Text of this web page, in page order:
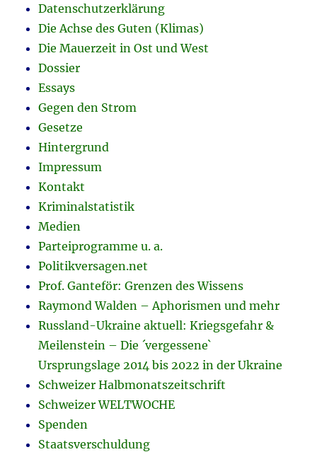
Datenschutzerklärung
Die Achse des Guten (Klimas)
Die Mauerzeit in Ost und West
Dossier
Essays
Gegen den Strom
Gesetze
Hintergrund
Impressum
Kontakt
Kriminalstatistik
Medien
Parteiprogramme u. a.
Politikversagen.net
Prof. Ganteför: Grenzen des Wissens
Raymond Walden – Aphorismen und mehr
Russland-Ukraine aktuell: Kriegsgefahr &
Meilenstein – Die ´vergessene`
Ursprungslage 2014 bis 2022 in der Ukraine
Schweizer Halbmonatszeitschrift
Schweizer WELTWOCHE
Spenden
Staatsverschuldung